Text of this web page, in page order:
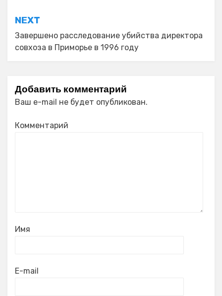
NEXT
Завершено расследование убийства директора
совхоза в Приморье в 1996 году
Добавить комментарий
Ваш e-mail не будет опубликован.
Комментарий
Имя
E-mail